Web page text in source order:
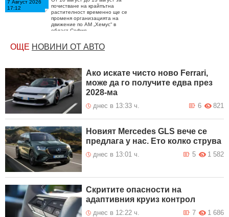
7 Август 2026
17:12
почистване на крайпътна
растителност временно ще се
променя организацията на
движение по АМ „Хемус“ в
област София
7 Август 2026
Временно движението по път II-
21 Силистра – Русе в района на
7 Август 2026
16:34
В неделя от 16 ч. до 20 ч. за
повишаване на безопасността
ще се ограничи движението на
тежкотоварните камиони над 12
т в посока София по АМ „Тракия“,
АМ „Струма“ и през
Кресненското дефиле
7 Август 2026
14:50
Краткотрайни ремонти на пътни
участъци ще се извършват в
област Кюстендил. Шофирайте
внимателно!
7 Август 2026
От 10 до 13 август временно се
променя организацията на
движение в участъци от АМ
Сливен
7 Август 2026
14:12
Възстановено е движението при
км 38 по път II-19 Симитли –
Банско
ОЩЕ НОВИНИ ОТ АВТО
Ако искате чисто ново Ferrari,
може да го получите едва през
2028-ма
днес в 13:33 ч. 821
6
Новият Mercedes GLS вече се
предлага у нас. Ето колко струва
днес в 13:01 ч. 1 582
5
Скритите опасности на
адаптивния круиз контрол
днес в 12:22 ч. 1 686
7